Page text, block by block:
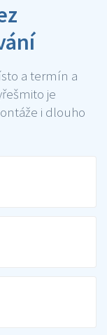
a termín a
je
i dlouho